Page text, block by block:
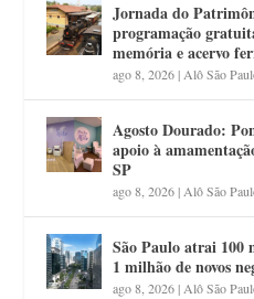
Jornada do
programação
memória e acervo
ago 8, 2026| Alô São
Agosto Dourado:
apoio à
SP
ago 8, 2026| Alô São
São Paulo atrai 100
1 milhão de novos
ago 8, 2026| Alô São